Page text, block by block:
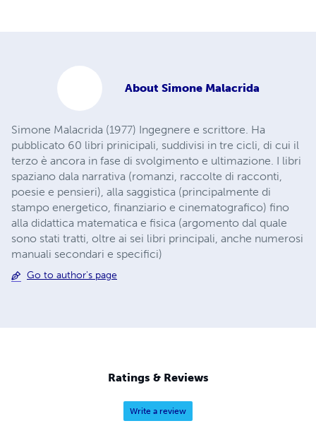
About Simone Malacrida
Simone Malacrida (1977) Ingegnere e scrittore. Ha
pubblicato 60 libri prinicipali, suddivisi in tre cicli, di cui il
terzo è ancora in fase di svolgimento e ultimazione. I libri
spaziano dala narrativa (romanzi, raccolte di racconti,
poesie e pensieri), alla saggistica (principalmente di
stampo energetico, finanziario e cinematografico) fino
alla didattica matematica e fisica (argomento dal quale
sono stati tratti, oltre ai sei libri principali, anche numerosi
manuali secondari e specifici)
Go to author's page
Ratings & Reviews
Write a review